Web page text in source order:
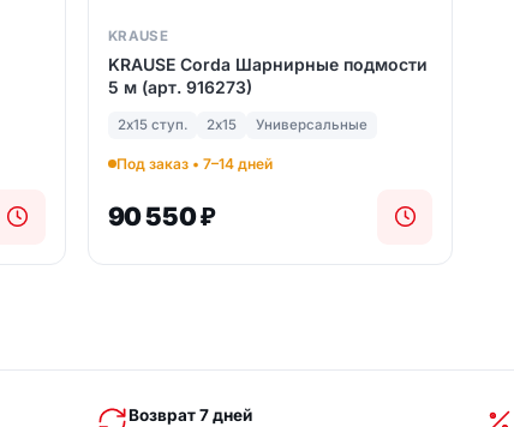
KRAUSE
KRAUSE Corda Шарнирные подмости
5 м (арт. 916273)
2х15 ступ. 2х15 Универсальные
Под заказ • 7–14 дней
90 550₽
Возврат 7 дней